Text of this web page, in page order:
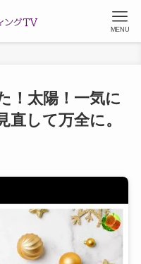
MENU
！太陽！一気に
直して万全に。